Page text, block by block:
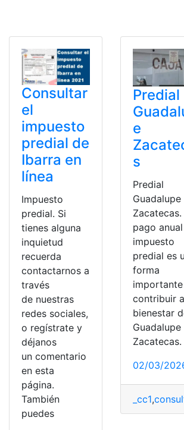
Consultar
el
impuesto
predial de
Ibarra en
línea
Impuesto
predial. Si
tienes alguna
inquietud
recuerda
contactarnos a
través
de nuestras
redes sociales,
o regístrate y
déjanos
un comentario
en esta
página.
También
puedes
Predial
e
s
Predial
Guadalupe
Zacatecas.
pago
impuesto
predial es
forma
contribuir
bienestar
Guadalupe
Zacatecas.
02/03/
_cc1,